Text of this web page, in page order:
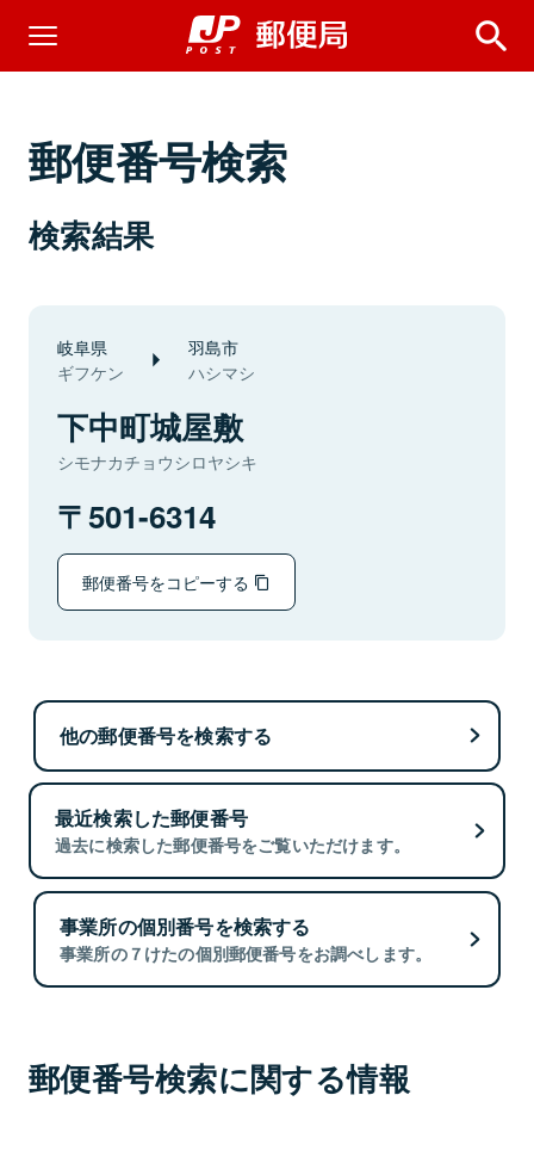
郵便番号検索
検索結果
岐阜県
ギフケン
羽島市
ハシマシ
下中町城屋敷
シモナカチョウシロヤシキ
501-6314
郵便番号をコピーする
他の郵便番号を検索する
最近検索した郵便番号
過去に検索した郵便番号をご覧いただけます。
事業所の個別番号を検索する
事業所の７けたの個別郵便番号をお調べします。
郵便番号検索に関する情報